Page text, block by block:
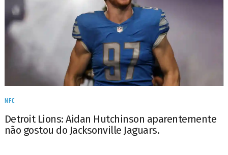
NFC
Detroit Lions: Aidan Hutchinson aparentemente
não gostou do Jacksonville Jaguars.